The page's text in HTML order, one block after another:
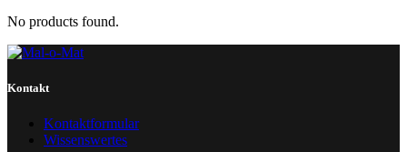
No products found.
Kontakt
Kontaktformular
Wissenswertes